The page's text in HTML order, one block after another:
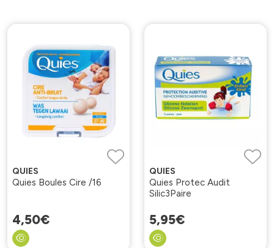
QUIES
Quies Boules Cire /16
4,50€
QUIES
Quies Protec Audit
Silic3Paire
5,95€